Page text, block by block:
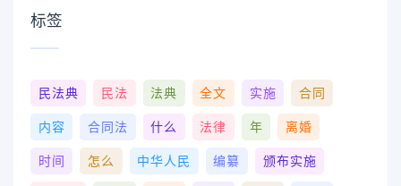
标签
民法典 民法 法典 全文 实施 合同
内容 合同法 什么 法律 年 离婚
时间 怎么 中华人民 编纂 颁布实施